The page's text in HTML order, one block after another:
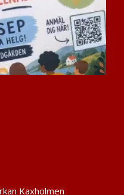
Kaxholmen